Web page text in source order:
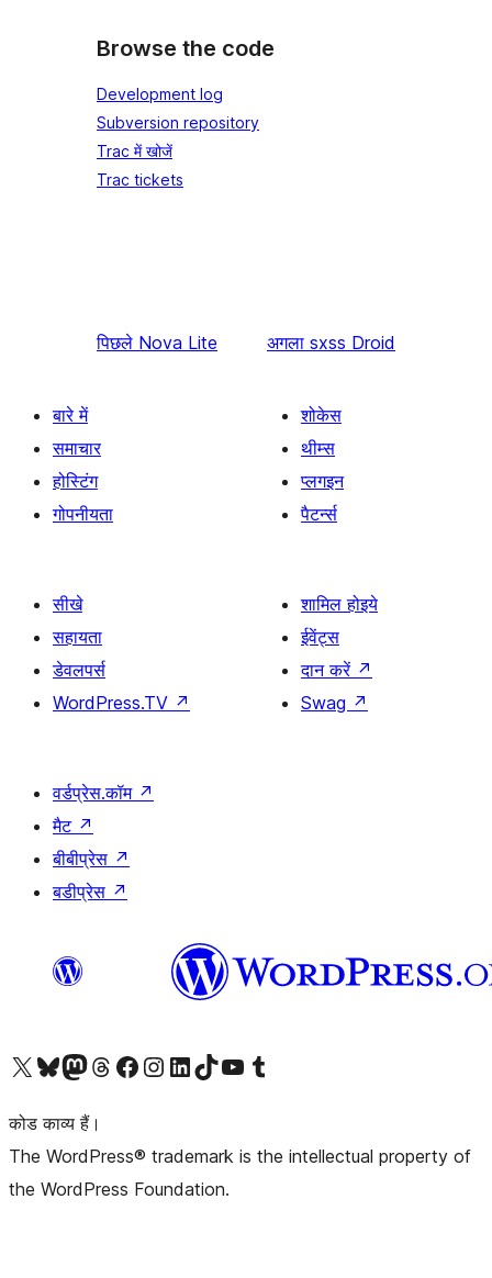
Browse the code
Development log
Subversion repository
Trac में खोजें
Trac tickets
पिछले Nova Lite अगला sxss Droid
बारे में
समाचार
होस्टिंग
गोपनीयता
शोकेस
थीम्स
प्लगइन
पैटर्न्स
सीखे
सहायता
डेवलपर्स
WordPress.TV ↗
शामिल होइये
ईवेंट्स
दान करें ↗
Swag ↗
वर्डप्रेस.कॉम ↗
मैट ↗
बीबीप्रेस ↗
बडीप्रेस ↗
Visit our X (formerly Twitter) account
हमारे बलुस्की खाते पर जाएँVisit our Mastodon account
हमारे थ्रेड्स अकाउंट पर जाएंहमारे फेसबुक पेज पर जाएँहमारे इंस्टाग्राम अकाउंट पर जाएंहमारे लिंक्डइन खाते पर जाएँहमारे टिकटॉक खाते पर जाएँहमारे यूट्यूब चैनल पर जाएंहमारे Tumblr खाते पर जाएँ
कोड काव्य हैं।
The WordPress® trademark is the intellectual property of
the WordPress Foundation.